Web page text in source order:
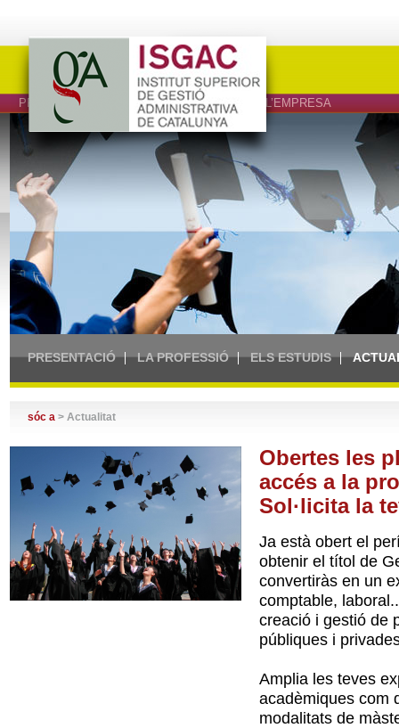
PROFESSIONALS DEL DRET, L’ECONOMIA I L’EMPRESA
PRESENTACIÓ LA PROFESSIÓ ELS ESTUDIS
sóc a > Actualitat
Obertes les
accés a la
Sol·licita la
Ja està obert el
obtenir el títol de
convertiràs en un
comptable,
creació i gestió de
públiques i
Amplia les teves
acadèmiques com
modalitats de